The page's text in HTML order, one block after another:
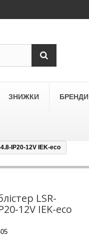
ЗНИЖКИ БРЕНДИ
IP20-12V IEK-eco
LSR-
12V IEK-eco